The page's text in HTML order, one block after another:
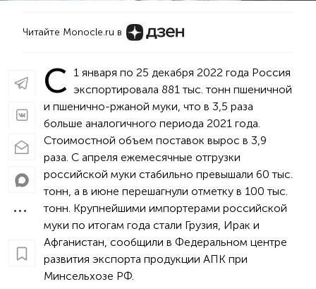
Читайте Monocle.ru в
С 1 января по 25 декабря 2022 года Россия
экспортировала 881 тыс. тонн пшеничной
и пшенично-ржаной муки, что в 3,5 раза
больше аналогичного периода 2021 года.
Стоимостной объем поставок вырос в 3,9
раза. С апреля ежемесячные отгрузки
российской муки стабильно превышали 60 тыс.
тонн, а в июне перешагнули отметку в 100 тыс.
тонн. Крупнейшими импортерами российской
муки по итогам года стали Грузия, Ирак и
Афганистан, сообщили в Федеральном центре
развития экспорта продукции АПК при
Минсельхозе РФ.